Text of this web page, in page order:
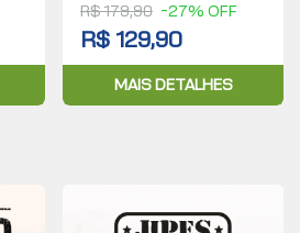
R$ 179,90 -27% OFF
R$ 129,90
MAIS DETALHES